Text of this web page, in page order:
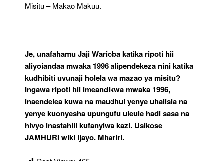
Misitu – Makao Makuu.
Je, unafahamu Jaji Warioba katika ripoti hii
aliyoiandaa mwaka 1996 alipendekeza nini katika
kudhibiti uvunaji holela wa mazao ya misitu?
Ingawa ripoti hii imeandikwa mwaka 1996,
inaendelea kuwa na maudhui yenye uhalisia na
yenye kuonyesha upungufu uleule hadi sasa na
hivyo inastahili kufanyiwa kazi. Usikose
JAMHURI wiki ijayo. Mhariri.